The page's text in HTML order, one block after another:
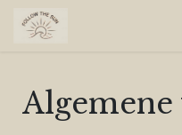
Overslaan naar inhoud